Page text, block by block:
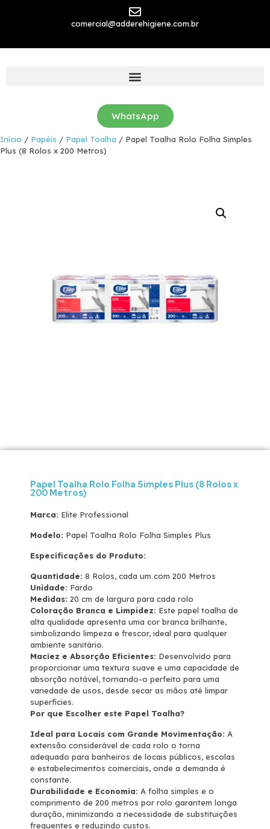
comercial@adderehigiene.com.br
WhatsApp
Início / Papéis / Papel Toalha / Papel Toalha Rolo Folha Simples
Plus (8 Rolos x 200 Metros)
Papel Toalha Rolo Folha Simples Plus (8 Rolos x
200 Metros)
Marca: Elite Professional
Modelo: Papel Toalha Rolo Folha Simples Plus
Especificações do Produto:
Quantidade: 8 Rolos, cada um com 200 Metros
Unidade: Fardo
Medidas: 20 cm de largura para cada rolo
Coloração Branca e Limpidez: Este papel toalha de
alta qualidade apresenta uma cor branca brilhante,
simbolizando limpeza e frescor, ideal para qualquer
ambiente sanitário.
Maciez e Absorção Eficientes: Desenvolvido para
proporcionar uma textura suave e uma capacidade de
absorção notável, tornando-o perfeito para uma
variedade de usos, desde secar as mãos até limpar
superfícies.
Por que Escolher este Papel Toalha?
Ideal para Locais com Grande Movimentação: A
extensão considerável de cada rolo o torna
adequado para banheiros de locais públicos, escolas
e estabelecimentos comerciais, onde a demanda é
constante.
Durabilidade e Economia: A folha simples e o
comprimento de 200 metros por rolo garantem longa
duração, minimizando a necessidade de substituições
frequentes e reduzindo custos.